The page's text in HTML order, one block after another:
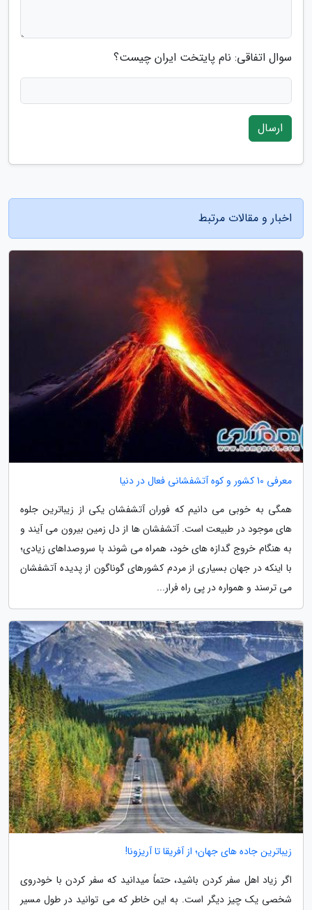
سوال اتفاقی: نام پایتخت ایران چیست؟
ارسال
اخبار و مقالات مرتبط
معرفی 10 کشور و کوه آتشفشانی فعال در دنیا
همگی به خوبی می دانیم که فوران آتشفشان یکی از زیباترین جلوه
های موجود در طبیعت است. آتشفشان ها از دل زمین بیرون می آیند و
به هنگام خروج گدازه های خود، همراه می شوند با سروصداهای زیادی؛
با اینکه در جهان بسیاری از مردم کشورهای گوناگون از پدیده آتشفشان
می ترسند و همواره در پی راه فرار...
زیباترین جاده های جهان؛ از آفریقا تا آریزونا!
اگر زیاد اهل سفر کردن باشید، حتماً میدانید که سفر کردن با خودروی
شخصی یک چیز دیگر است. به این خاطر که می توانید در طول مسیر